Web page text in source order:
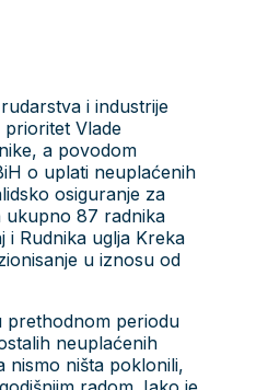
i industrije
prioritet Vlade
a povodom
o uplati neuplaćenih
osiguranje za
ukupno 87 radnika
i Rudnika uglja Kreka
u iznosu od
prethodnom periodu
neuplaćenih
nismo ništa poklonili,